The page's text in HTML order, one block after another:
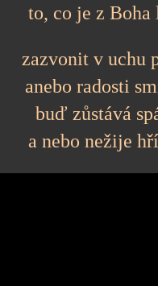
to, co je z Boha
zazvonit v uchu
anebo radosti
buď zůstává
a nebo nežije